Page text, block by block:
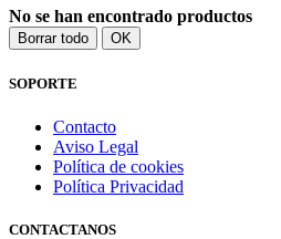
No se han encontrado productos
Borrar todo OK
SOPORTE
Contacto
Aviso Legal
Política de cookies
Política Privacidad
CONTACTANOS